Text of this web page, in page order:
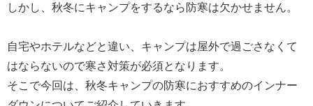
しかし、秋冬にキャンプをするなら防寒は欠かせません。
自宅やホテルなどと違い、キャンプは屋外で過ごさなくて
はならないので寒さ対策が必須となります。
そこで今回は、秋冬キャンプの防寒におすすめのインナー